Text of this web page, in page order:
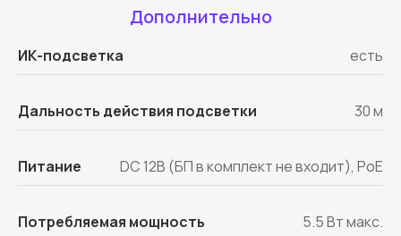
Дополнительно
ИК-подсветка есть
Дальность действия подсветки 30 м
Питание DC 12В (БП в комплект не входит), PoE
Потребляемая мощность 5.5 Вт макс.